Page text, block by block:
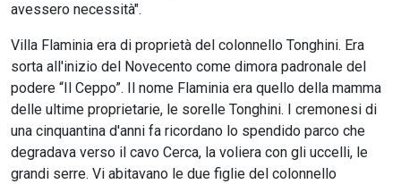
avessero necessità".
Villa Flaminia era di proprietà del colonnello Tonghini. Era
sorta all'inizio del Novecento come dimora padronale del
podere “Il Ceppo”. Il nome Flaminia era quello della mamma
delle ultime proprietarie, le sorelle Tonghini. I cremonesi di
una cinquantina d'anni fa ricordano lo spendido parco che
degradava verso il cavo Cerca, la voliera con gli uccelli, le
grandi serre. Vi abitavano le due figlie del colonnello